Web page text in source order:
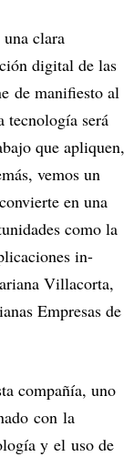
clara
digital de las
de manifiesto al
tecnología será
que apliquen,
vemos un
en una
como la
in-
Villacorta,
Empresas de
compañía, uno
con la
y el uso de